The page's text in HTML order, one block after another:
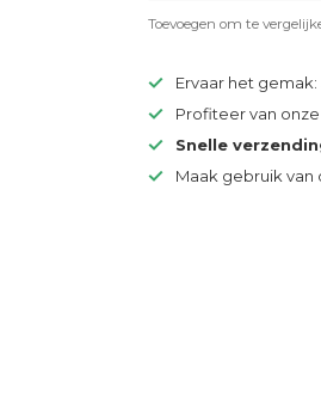
Toevoegen om te
Ervaar het
Profiteer van onze
Snelle
Maak gebruik van